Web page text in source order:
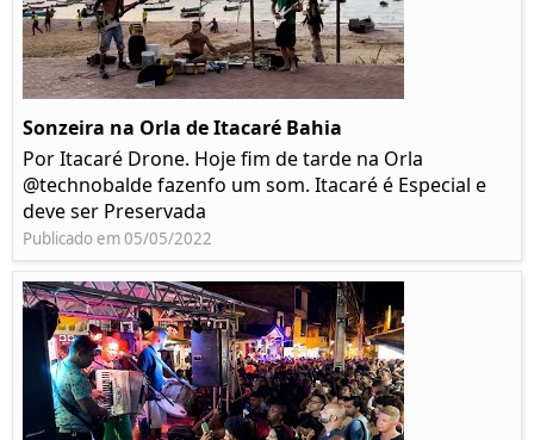
Sonzeira na Orla de Itacaré Bahia
Por Itacaré Drone. Hoje fim de tarde na Orla
@technobalde fazenfo um som. Itacaré é Especial e
deve ser Preservada
Publicado em 05/05/2022